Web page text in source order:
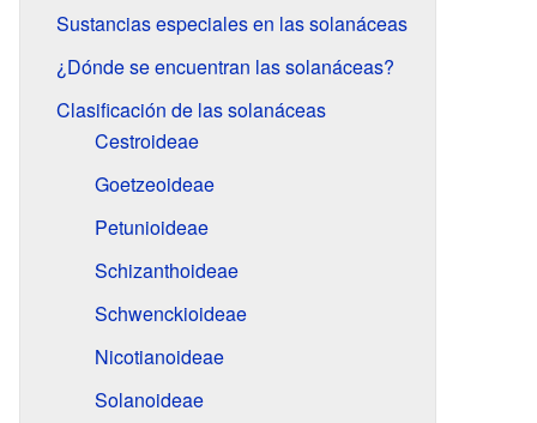
Sustancias especiales en las solanáceas
¿Dónde se encuentran las solanáceas?
Clasificación de las solanáceas
Cestroideae
Goetzeoideae
Petunioideae
Schizanthoideae
Schwenckioideae
Nicotianoideae
Solanoideae